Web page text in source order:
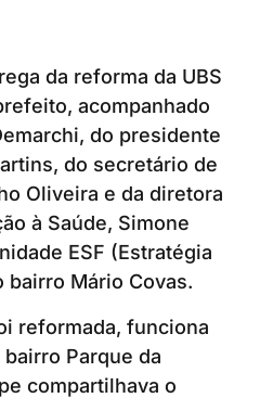
da reforma da UBS
acompanhado
do presidente
do secretário de
Oliveira e da diretora
à Saúde, Simone
ESF (Estratégia
bairro Mário Covas.
reformada, funciona
Parque da
compartilhava o